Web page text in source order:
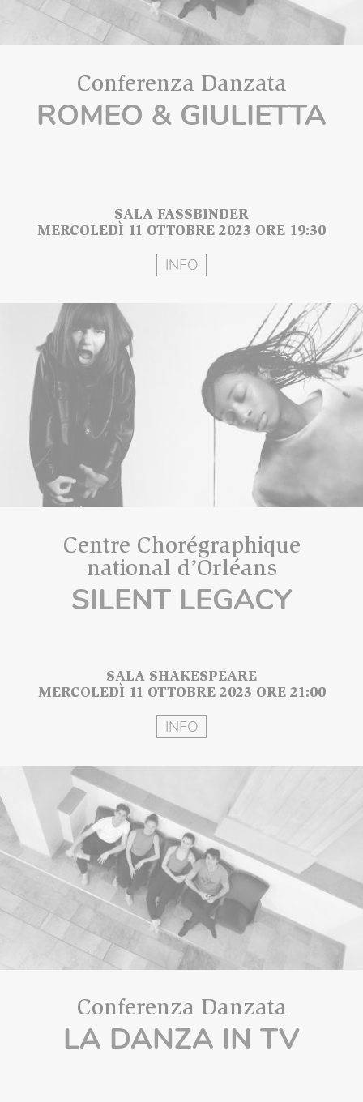
Conferenza Danzata
ROMEO & GIULIETTA
SALA FASSBINDER
MERCOLEDÌ 11 OTTOBRE 2023 ORE 19:30
INFO
Centre Chorégraphique
national d’Orléans
SILENT LEGACY
SALA SHAKESPEARE
MERCOLEDÌ 11 OTTOBRE 2023 ORE 21:00
INFO
Conferenza Danzata
LA DANZA IN TV